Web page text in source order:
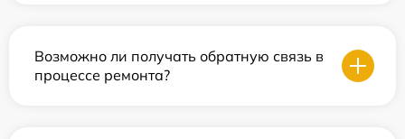
Возможно ли получать обратную связь в
процессе ремонта?